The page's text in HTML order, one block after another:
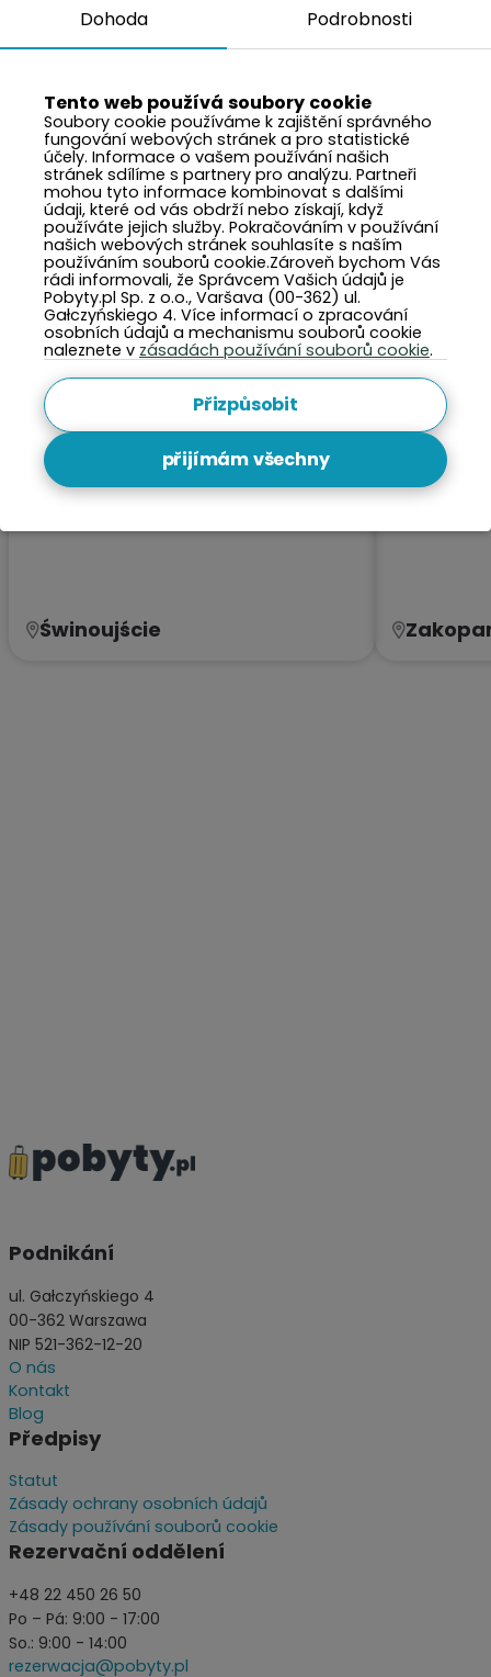
a SPA
vzpomínek
znovu
blízko
přírody
TOP 5 měst tohoto měsíce
Świnoujście
Podnikání
ul. Gałczyńskiego 4
00-362 Warszawa
NIP 521-362-12-20
O nás
Kontakt
Blog
Předpisy
Statut
Zásady ochrany osobních údajů
Zásady používání souborů cookie
Rezervační oddělení
+48 22 450 26 50
Po – Pá: 9:00 - 17:00
So.: 9:00 - 14:00
rezerwacja@pobyty.pl
Dohoda Podrobnosti
Tento web používá soubory cookie
Soubory cookie používáme k zajištění správného
fungování webových stránek a pro statistické
účely. Informace o vašem používání našich
stránek sdílíme s partnery pro analýzu. Partneři
mohou tyto informace kombinovat s dalšími
údaji, které od vás obdrží nebo získají, když
používáte jejich služby. Pokračováním v používání
našich webových stránek souhlasíte s naším
používáním souborů cookie.Zároveň bychom Vás
rádi informovali, že Správcem Vašich údajů je
Pobyty.pl Sp. z o.o., Varšava (00-362) ul.
Gałczyńskiego 4. Více informací o zpracování
osobních údajů a mechanismu souborů cookie
naleznete v zásadách používání souborů cookie.
Přizpůsobit
přijímám všechny